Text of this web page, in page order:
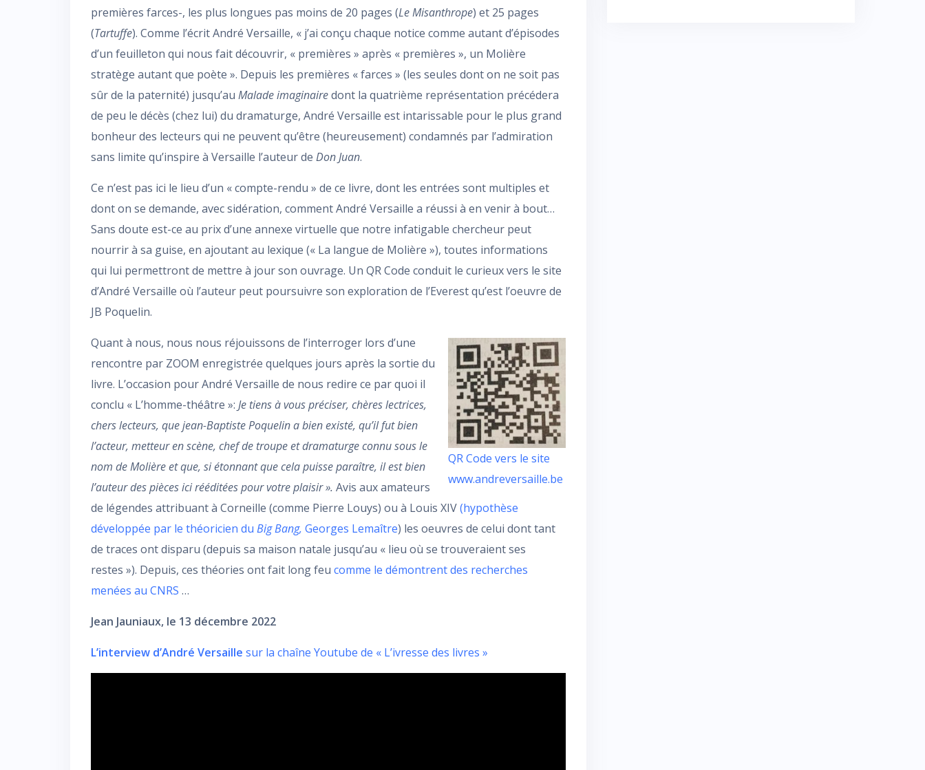
premières farces-, les plus longues pas moins de 20 pages (Le Misanthrope) et 25 pages
(Tartuffe). Comme l’écrit André Versaille, « j’ai conçu chaque notice comme autant d’épisodes
d’un feuilleton qui nous fait découvrir, « premières » après « premières », un Molière
stratège autant que poète ». Depuis les premières « farces » (les seules dont on ne soit pas
sûr de la paternité) jusqu’au Malade imaginairedont la quatrième représentation précédera
de peu le décès (chez lui) du dramaturge, André Versaille est intarissable pour le plus grand
bonheur des lecteurs qui ne peuvent qu’être (heureusement) condamnés par l’admiration
sans limite qu’inspire à Versaille l’auteur de Don Juan.
Ce n’est pas ici le lieu d’un « compte-rendu » de ce livre, dont les entrées sont multiples et
dont on se demande, avec sidération, comment André Versaille a réussi à en venir à bout…
Sans doute est-ce au prix d’une annexe virtuelle que notre infatigable chercheur peut
nourrir à sa guise, en ajoutant au lexique (« La langue de Molière »), toutes informations
qui lui permettront de mettre à jour son ouvrage. Un QR Code conduit le curieux vers le site
d’André Versaille où l’auteur peut poursuivre son exploration de l’Everest qu’est l’oeuvre de
JB Poquelin.
QR Code vers le site
www.andreversaille.be
Quant à nous, nous nous réjouissons de l’interroger lors d’une
rencontre par ZOOM enregistrée quelques jours après la sortie du
livre. L’occasion pour André Versaille de nous redire ce par quoi il
conclu « L’homme-théâtre »: Je tiens à vous préciser, chères lectrices,
chers lecteurs, que jean-Baptiste Poquelin a bien existé, qu’il fut bien
l’acteur, metteur en scène, chef de troupe et dramaturge connu sous le
nom de Molière et que, si étonnant que cela puisse paraître, il est bien
l’auteur des pièces ici rééditées pour votre plaisir ». Avis aux amateurs
de légendes attribuant à Corneille (comme Pierre Louys) ou à Louis XIV(hypothèse
développée par le théoricien du Big Bang, Georges Lemaître) les oeuvres de celui dont tant
de traces ont disparu (depuis sa maison natale jusqu’au « lieu où se trouveraient ses
restes »). Depuis, ces théories ont fait long feu comme le démontrent des recherches
menées au CNRS …
Jean Jauniaux, le 13 décembre 2022
L’interview d’André Versaille sur la chaîne Youtube de « L’ivresse des livres »